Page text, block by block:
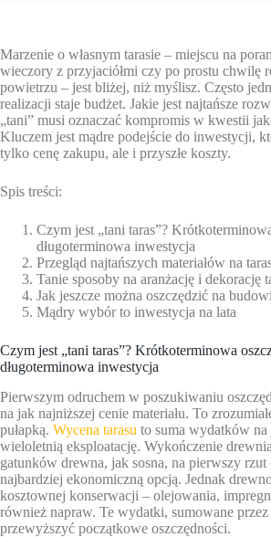
Marzenie o własnym tarasie – miejscu na
wieczory z przyjaciółmi czy po prostu chwilę
powietrzu – jest bliżej, niż myślisz. Często
realizacji staje budżet. Jakie jest najtańsze
„tani” musi oznaczać kompromis w kwestii
Kluczem jest mądre podejście do inwestycji,
tylko cenę zakupu, ale i przyszłe koszty.
Spis treści:
Czym jest „tani taras”?
długoterminowa inwestycja
Przegląd najtańszych materiałów na
Tanie sposoby na aranżację i dekorację
Jak jeszcze można oszczędzić na
Mądry wybór to inwestycja na lata
Czym jest „tani taras”? Krótkoterminowa
długoterminowa inwestycja
Pierwszym odruchem w poszukiwaniu
na jak najniższej cenie materiału. To
pułapką. Wycena tarasu to suma wydatków
wieloletnią eksploatację. Wykończenie
gatunków drewna, jak sosna, na pierwszy
najbardziej ekonomiczną opcją. Jednak
kosztownej konserwacji – olejowania,
również napraw. Te wydatki, sumowane
przewyższyć początkowe oszczędności.